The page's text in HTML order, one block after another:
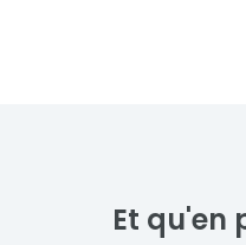
Et qu'en